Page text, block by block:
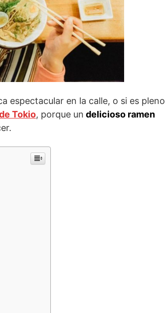
espectacular en la calle, o si es pleno
Tokio, porque un delicioso ramen